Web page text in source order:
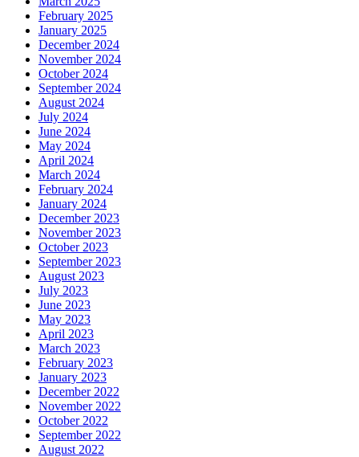
February 2025
January 2025
December 2024
November 2024
October 2024
September 2024
August 2024
July 2024
June 2024
May 2024
April 2024
March 2024
February 2024
January 2024
December 2023
November 2023
October 2023
September 2023
August 2023
July 2023
June 2023
May 2023
April 2023
March 2023
February 2023
January 2023
December 2022
November 2022
October 2022
September 2022
August 2022